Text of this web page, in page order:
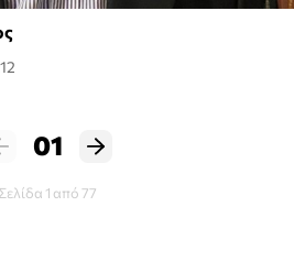
01
Σελίδα 1 από 77